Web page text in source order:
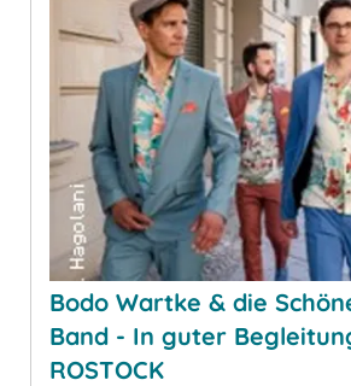
Bodo Wartke & die
Band - In guter
ROSTOCK